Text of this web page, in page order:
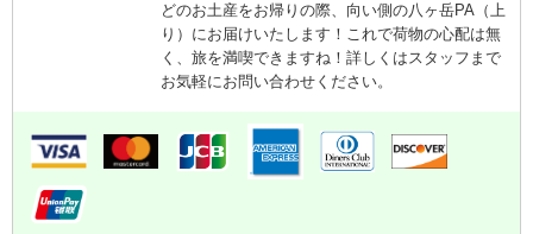
どのお土産をお帰りの際、向い側の八ヶ岳PA（上
り）にお届けいたします！これで荷物の心配は無
く、旅を満喫できますね！詳しくはスタッフまで
お気軽にお問い合わせください。